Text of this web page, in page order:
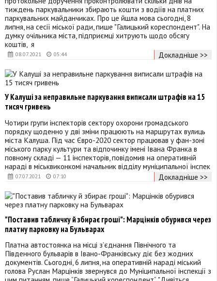
08.07.2021 05:44
тиждень паркувальники збирають кошти з водіїв на платних
паркувальних майданчиках. Про це йшла мова сьогодні, 8
липня, на сесії міської ради, пише "Галицький кореспондент". На
думку очільника міста, підприємці хитрують щодо обсягу
коштів, я
Докладніше >>
07.07.2021 07:10
У Калуші за неправильне паркування виписали штрафів на 15
тисяч гривень
Чотири групи інспекторів сектору охорони громадського
порядку щоденно у дві зміни працюють на маршрутах вулиць
міста Калуша. Під час Євро-2020 сектор працював у фан-зоні
міського парку культури та відпочинку імені Івана Франка в
повному складі — 11 інспекторів, повідомив на оперативній
нараді в міськвиконкомі начальник відділу муніципальної інспек
Докладніше >>
"Поставив табличку й збирає гроші": Марцінків обурився через
платну парковку на Бульварах
Платна автостоянка на місці з’єднання Північного та
Південного бульварів в Івано-Франківську діє без жодних
документів. Сьогодні, 6 липня, на оперативній нараді міський
голова Руслан Марцінків звернувся до Муніципальної інспекції з